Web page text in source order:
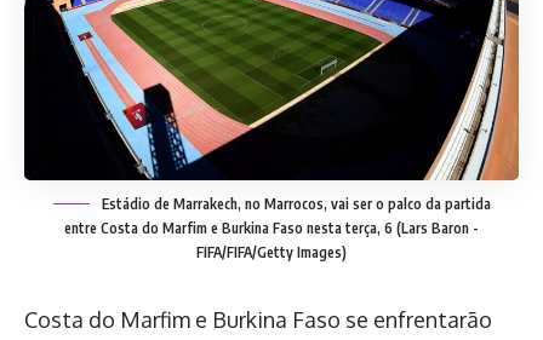
Estádio de Marrakech, no Marrocos, vai ser o palco da partida
entre Costa do Marfim e Burkina Faso nesta terça, 6 (Lars Baron -
FIFA/FIFA/Getty Images)
Costa do Marfim e Burkina Faso se enfrentarão